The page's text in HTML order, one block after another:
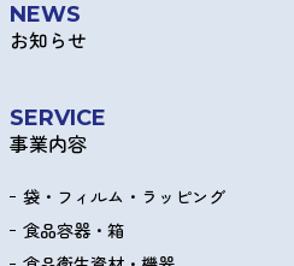
NEWS
お知らせ
SERVICE
事業内容
袋・フィルム・ラッピング
食品容器・箱